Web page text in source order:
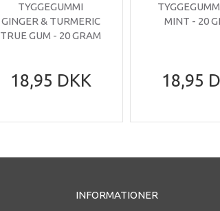
TYGGEGUMMI
GINGER & TURMERIC
TRUE GUM - 20 GRAM
18,95 DKK
MINT - 20
18,95
INFORMATIONER